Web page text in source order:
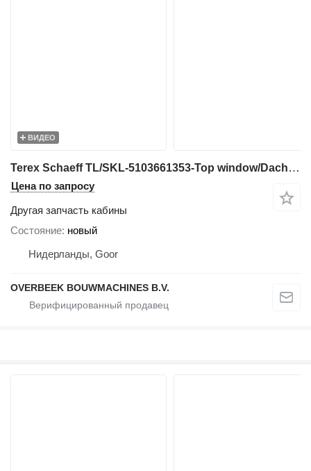
ВИДЕО
Terex Schaeff TL/SKL-5103661353-Top window/Dachscheibe/Dakruit для фронтального погрузчика
Цена по запросу
Другая запчасть кабины
Состояние новый
Нидерланды, Goor
OVERBEEK BOUWMACHINES B.V.